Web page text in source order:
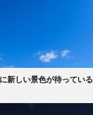
新しい景色が待っている